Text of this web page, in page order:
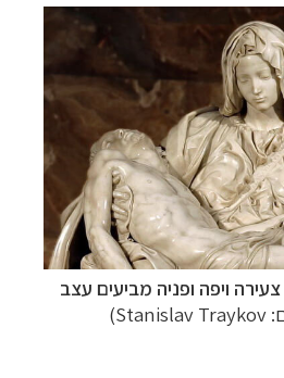
ויפה ופניה מביעים עצב
Stanislav Traykov
)